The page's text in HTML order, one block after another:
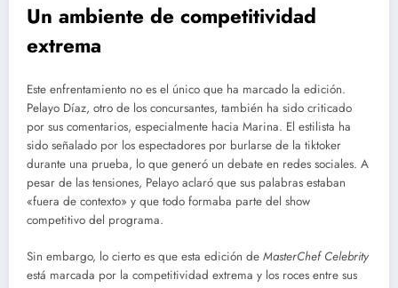
Un ambiente de competitividad
extrema
Este enfrentamiento no es el único que ha marcado la edición.
Pelayo Díaz, otro de los concursantes, también ha sido criticado
por sus comentarios, especialmente hacia Marina. El estilista ha
sido señalado por los espectadores por burlarse de la tiktoker
durante una prueba, lo que generó un debate en redes sociales. A
pesar de las tensiones, Pelayo aclaró que sus palabras estaban
«fuera de contexto» y que todo formaba parte del show
competitivo del programa.
Sin embargo, lo cierto es que esta edición de MasterChef Celebrity
está marcada por la competitividad extrema y los roces entre sus